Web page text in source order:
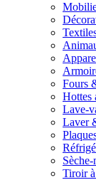
Fours
Hottes
Lave-
Laver
Tiroir